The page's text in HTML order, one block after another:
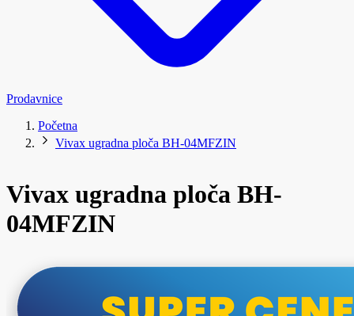
Prodavnice
Početna
Vivax ugradna ploča BH-04MFZIN
Vivax ugradna ploča BH-
04MFZIN